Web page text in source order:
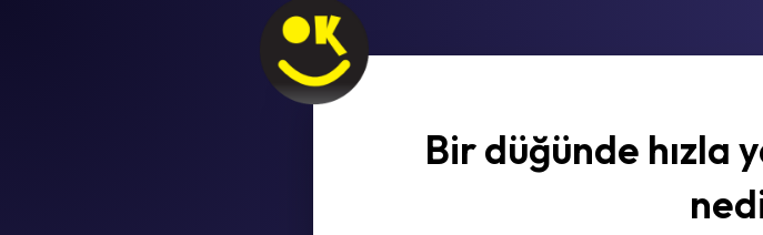
Bir düğünde hızla